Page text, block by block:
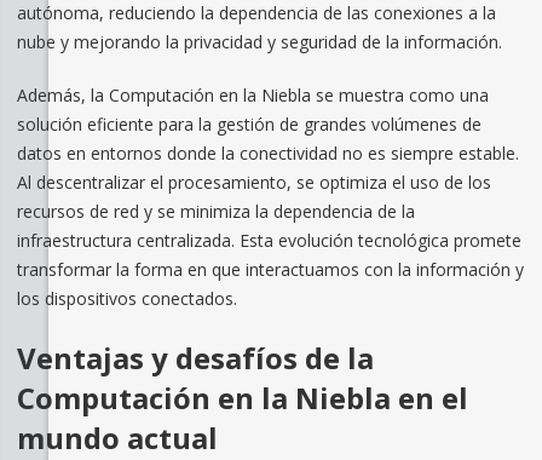
autónoma, reduciendo la dependencia de las conexiones a la
nube y mejorando la privacidad y seguridad de la información.
Además, la Computación en la Niebla se muestra como una
solución eficiente para la gestión de grandes volúmenes de
datos en entornos donde la conectividad no es siempre estable.
Al descentralizar el procesamiento, se optimiza el uso de los
recursos de red y se minimiza la dependencia de la
infraestructura centralizada. Esta evolución tecnológica promete
transformar la forma en que interactuamos con la información y
los dispositivos conectados.
Ventajas y desafíos de la
Computación en la Niebla en el
mundo actual